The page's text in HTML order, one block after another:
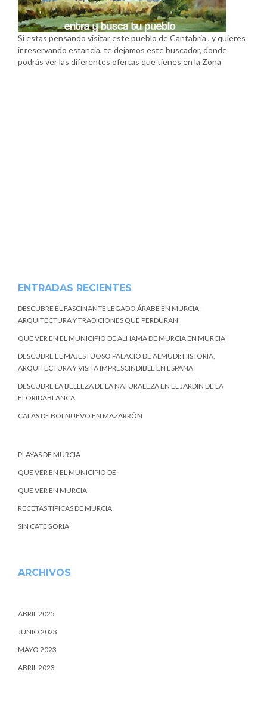
Si estas pensando visitar este pueblo de Cantabria , y quieres
ir reservando estancia, te dejamos este buscador, donde
podrás ver las diferentes ofertas que tienes en la Zona
ENTRADAS RECIENTES
DESCUBRE EL FASCINANTE LEGADO ÁRABE EN MURCIA:
ARQUITECTURA Y TRADICIONES QUE PERDURAN
QUE VER EN EL MUNICIPIO DE ALHAMA DE MURCIA EN MURCIA
DESCUBRE EL MAJESTUOSO PALACIO DE ALMUDI: HISTORIA,
ARQUITECTURA Y VISITA IMPRESCINDIBLE EN ESPAÑA
DESCUBRE LA BELLEZA DE LA NATURALEZA EN EL JARDÍN DE LA
FLORIDABLANCA
CALAS DE BOLNUEVO EN MAZARRÓN
PLAYAS DE MURCIA
QUE VER EN EL MUNICIPIO DE
QUE VER EN MURCIA
RECETAS TÍPICAS DE MURCIA
SIN CATEGORÍA
ARCHIVOS
ABRIL 2025
JUNIO 2023
MAYO 2023
ABRIL 2023